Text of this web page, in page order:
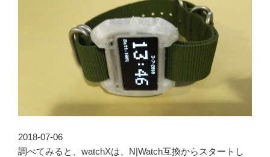
2018-07-06
調べてみると、watchXは、N|Watch互換からスタートし